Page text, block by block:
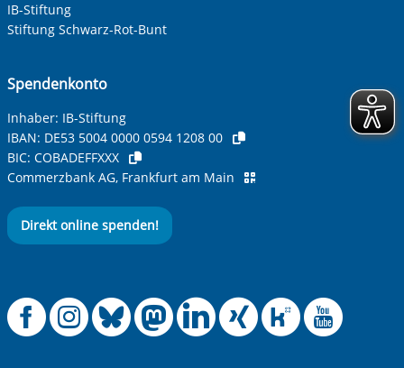
IB-Stiftung
Stiftung Schwarz-Rot-Bunt
Spendenkonto
Inhaber: IB-Stiftung
IBAN: DE53 5004 0000 0594 1208 00
BIC: COBADEFFXXX
Commerzbank AG, Frankfurt am Main
Direkt online spenden!
Offizielle
Offizielle
Offizielle
Offizielle
Offizielle